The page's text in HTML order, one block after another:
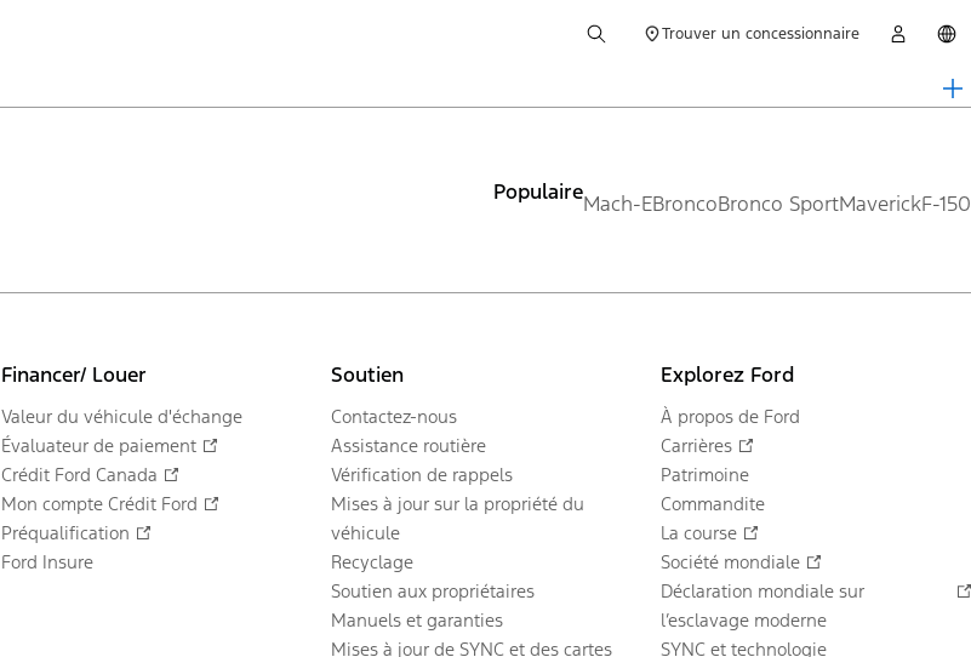
Trouver un concessionnaire
PopulaireMach-EBroncoBronco SportMaverickF-150
Financer/ Louer
Valeur du véhicule d'échange
Évaluateur de paiement
Crédit Ford Canada
Mon compte Crédit Ford
Préqualification
Ford Insure
Soutien
Contactez-nous
Assistance routière
Vérification de rappels
Mises à jour sur la propriété du
véhicule
Recyclage
Soutien aux propriétaires
Manuels et garanties
Mises à jour de SYNC et des cartes
Explorez Ford
À propos de Ford
Carrières
Patrimoine
Commandite
La course
Société mondiale
Déclaration mondiale sur
l’esclavage moderne
SYNC et technologie